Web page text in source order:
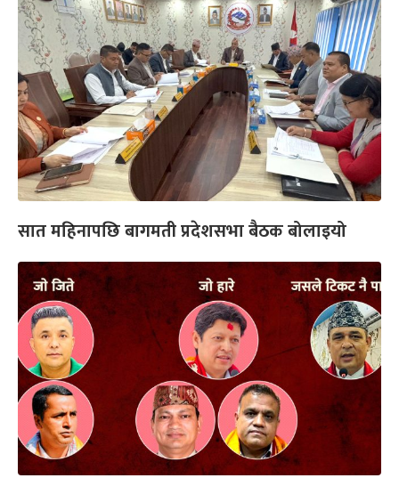
सात महिनापछि बागमती प्रदेशसभा बैठक बोलाइयो